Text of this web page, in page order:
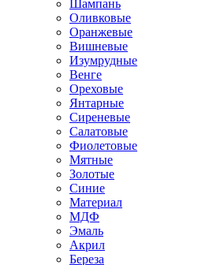
Шампань
Оливковые
Оранжевые
Вишневые
Изумрудные
Венге
Ореховые
Янтарные
Сиреневые
Салатовые
Фиолетовые
Мятные
Золотые
Синие
Материал
МДФ
Эмаль
Акрил
Береза